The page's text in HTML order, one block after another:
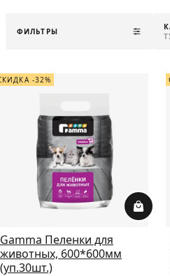
ФИЛЬТРЫ
-32%
Gamma Пеленки для
животных, 600*600мм
(уп.30шт.)